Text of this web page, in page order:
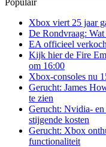
Populair
Xbox viert 25 jaar
De Rondvraag:
EA officieel
Kijk hier de Fire
om 16:00
Xbox-consoles nu
Gerucht: James
te zien
Gerucht: Nvidia-
stijgende kosten
Gerucht: Xbox
functionaliteit